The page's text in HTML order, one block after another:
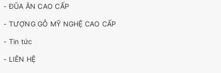
- ĐŨA ĂN CAO CẤP
- TƯỢNG GỖ MỸ NGHỆ CAO CẤP
- Tin tức
- LIÊN HỆ